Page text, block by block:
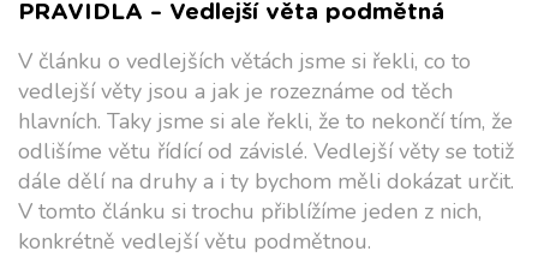
PRAVIDLA – Vedlejší věta podmětná
V článku o vedlejších větách jsme si řekli, co to
vedlejší věty jsou a jak je rozeznáme od těch
hlavních. Taky jsme si ale řekli, že to nekončí tím, že
odlišíme větu řídící od závislé. Vedlejší věty se totiž
dále dělí na druhy a i ty bychom měli dokázat určit.
V tomto článku si trochu přiblížíme jeden z nich,
konkrétně vedlejší větu podmětnou.